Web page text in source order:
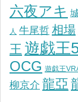
六夜アキ
人 牛尾哲 相場
王 遊戯王
OCG 遊戯王
柳京介 龍亞